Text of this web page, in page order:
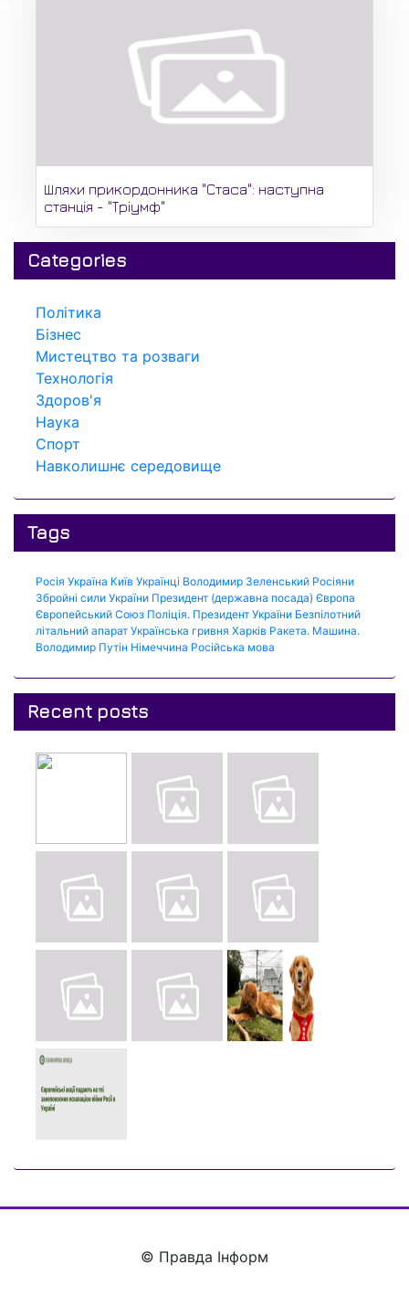
Шляхи прикордонника "Стаса": наступна
станція - "Тріумф"
Categories
Політика
Бізнес
Мистецтво та розваги
Технологія
Здоров'я
Наука
Спорт
Навколишнє середовище
Tags
Росія Україна Київ Українці Володимир Зеленський Росіяни
Збройні сили України Президент (державна посада) Європа
Європейський Союз Поліція. Президент України Безпілотний
літальний апарат Українська гривня Харків Ракета. Машина.
Володимир Путін Німеччина Російська мова
Recent posts
© Правда Інформ